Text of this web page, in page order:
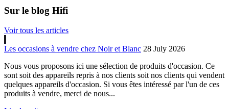
Sur le blog Hifi
Voir tous les articles
Les occasions à vendre chez Noir et Blanc 28 July 2026
Nous vous proposons ici une sélection de produits d'occasion. Ce
sont soit des appareils repris à nos clients soit nos clients qui vendent
quelques appareils d'occasion. Si vous êtes intéressé par l'un de ces
produits à vendre, merci de nous...